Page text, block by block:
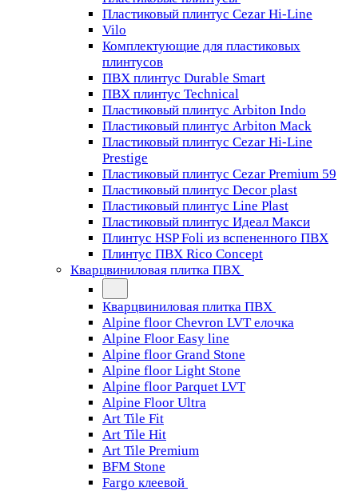
Пластиковый плинтус Cezar Hi-Line
Vilo
Комплектующие для пластиковых
плинтусов
ПВХ плинтус Durable Smart
ПВХ плинтус Technical
Пластиковый плинтус Arbiton Indo
Пластиковый плинтус Arbiton Mack
Пластиковый плинтус Cezar Hi-Line
Prestige
Пластиковый плинтус Cezar Premium 59
Пластиковый плинтус Decor plast
Пластиковый плинтус Line Plast
Пластиковый плинтус Идеал Макси
Плинтус HSP Foli из вспененного ПВХ
Плинтус ПВХ Rico Concept
Кварцвиниловая плитка ПВХ
Кварцвиниловая плитка ПВХ
Alpine floor Chevron LVT елочка
Alpine Floor Easy line
Alpine floor Grand Stone
Alpine floor Light Stone
Alpine floor Parquet LVT
Alpine Floor Ultra
Art Tile Fit
Art Tile Hit
Art Tile Premium
BFM Stone
Fargo клеевой